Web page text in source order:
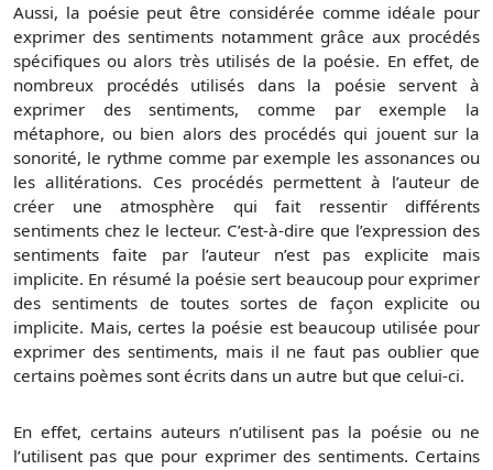
Aussi, la poésie peut être considérée comme idéale pour
exprimer des sentiments notamment grâce aux procédés
spécifiques ou alors très utilisés de la poésie. En effet, de
nombreux procédés utilisés dans la poésie servent à
exprimer des sentiments, comme par exemple la
métaphore, ou bien alors des procédés qui jouent sur la
sonorité, le rythme comme par exemple les assonances ou
les allitérations. Ces procédés permettent à l’auteur de
créer une atmosphère qui fait ressentir différents
sentiments chez le lecteur. C’est-à-dire que l’expression des
sentiments faite par l’auteur n’est pas explicite mais
implicite. En résumé la poésie sert beaucoup pour exprimer
des sentiments de toutes sortes de façon explicite ou
implicite. Mais, certes la poésie est beaucoup utilisée pour
exprimer des sentiments, mais il ne faut pas oublier que
certains poèmes sont écrits dans un autre but que celui-ci.
En effet, certains auteurs n’utilisent pas la poésie ou ne
l’utilisent pas que pour exprimer des sentiments. Certains